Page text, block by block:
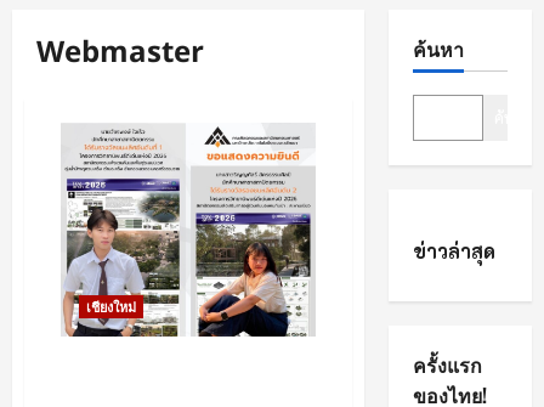
Webmaster
เชียงใหม่
ค้นหา
ข่าวล่าสุด
ครั้งแรก
ของไทย!